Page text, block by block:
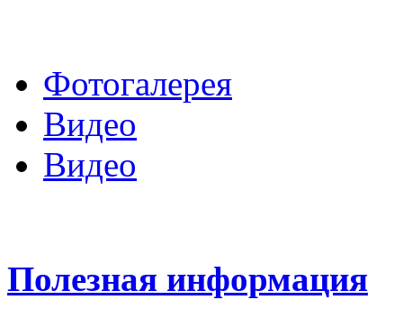
Фотогалерея
Видео
Видео
Полезная информация